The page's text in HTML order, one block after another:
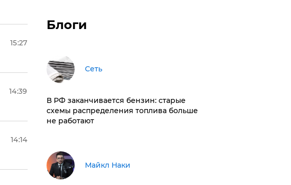
15:27
14:39
14:14
Блоги
Сеть
​В РФ заканчивается бензин: старые
схемы распределения топлива больше
не работают
Майкл Наки